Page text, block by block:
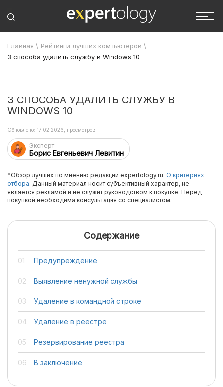
Главная \ Рейтинги лучших компьютеров \
3 способа удалить службу в Windows 10
3 СПОСОБА УДАЛИТЬ СЛУЖБУ В
WINDOWS 10
Эксперт
Борис Евгеньевич Левитин
Обновлено: 17.02.2026, просмотров:
*Обзор лучших по мнению редакции expertology.ru. О критериях
отбора. Данный материал носит субъективный характер, не
является рекламой и не служит руководством к покупке. Перед
покупкой необходима консультация со специалистом.
Содержание
Предупреждение
Выявление ненужной службы
Удаление в командной строке
Удаление в реестре
Резервирование реестра
В заключение